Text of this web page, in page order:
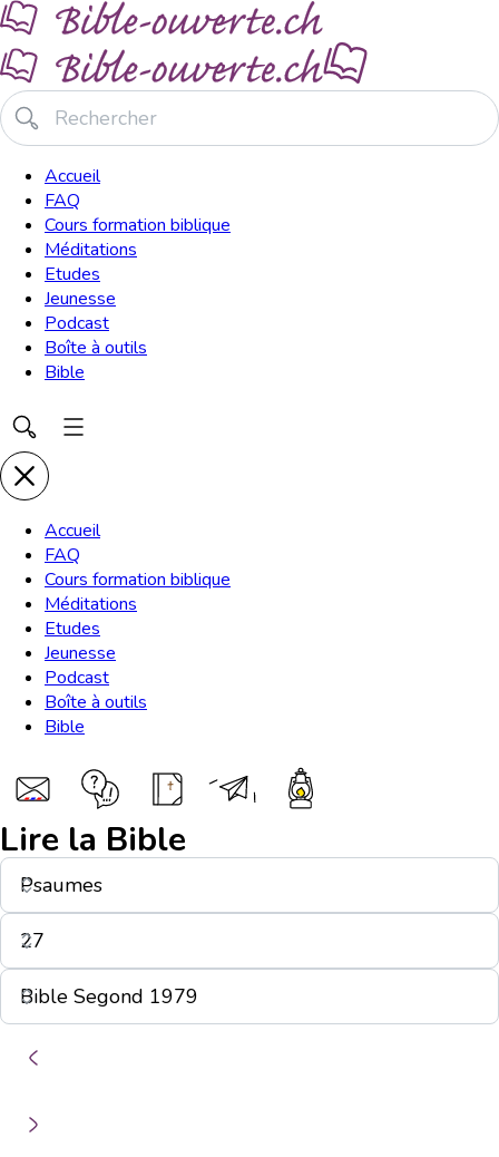
Accueil
FAQ
Cours formation biblique
Méditations
Etudes
Jeunesse
Podcast
Boîte à outils
Bible
Accueil
FAQ
Cours formation biblique
Méditations
Etudes
Jeunesse
Podcast
Boîte à outils
Bible
Lire la Bible